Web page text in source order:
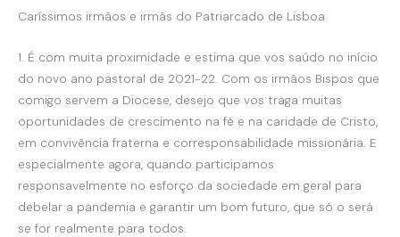
Caríssimos irmãos e irmãs do Patriarcado de Lisboa
1. É com muita proximidade e estima que vos saúdo no início
do novo ano pastoral de 2021-22. Com os irmãos Bispos que
comigo servem a Diocese, desejo que vos traga muitas
oportunidades de crescimento na fé e na caridade de Cristo,
em convivência fraterna e corresponsabilidade missionária. E
especialmente agora, quando participamos
responsavelmente no esforço da sociedade em geral para
debelar a pandemia e garantir um bom futuro, que só o será
se for realmente para todos.